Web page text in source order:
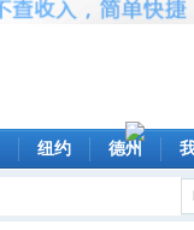
纽约 德州